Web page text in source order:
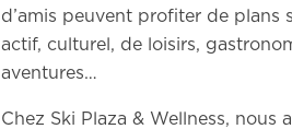
d’amis peuvent profiter de plans
actif, culturel, de loisirs,
aventures…
Chez Ski Plaza & Wellness, nous